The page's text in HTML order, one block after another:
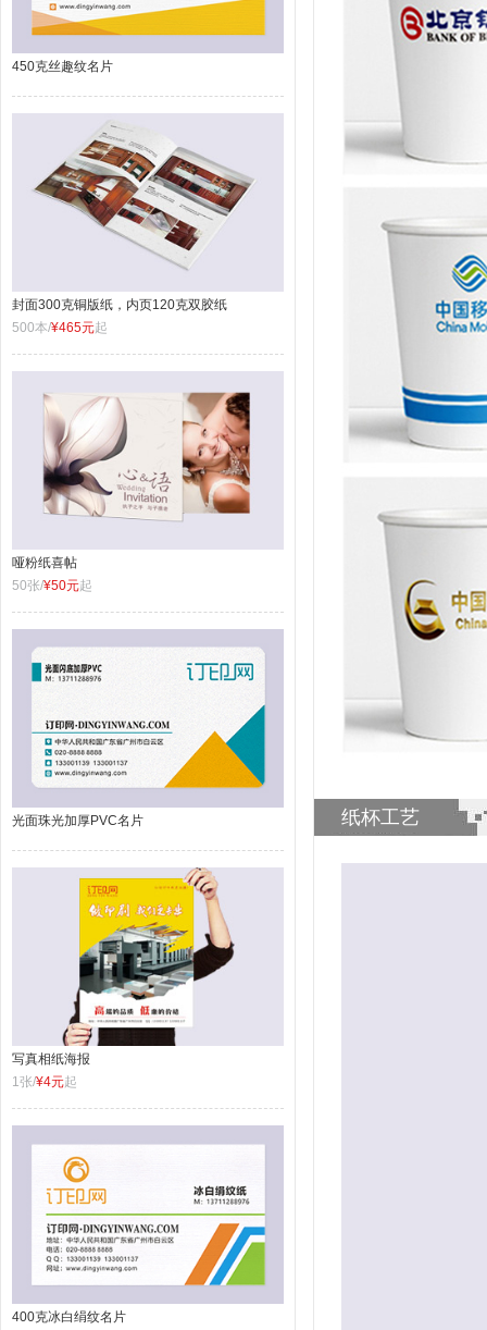
450克丝趣纹名片
封面300克铜版纸，内页120克双胶纸
500本/¥465元起
哑粉纸喜帖
50张/¥50元起
光面珠光加厚PVC名片
写真相纸海报
1张/¥4元起
400克冰白绢纹名片
纸杯工艺